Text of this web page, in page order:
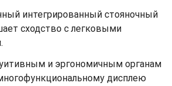
интегрированный стояночный
сходство с легковыми
и эргономичным органам
дисплею